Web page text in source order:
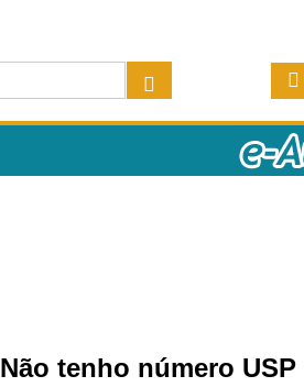
Não tenho número USP